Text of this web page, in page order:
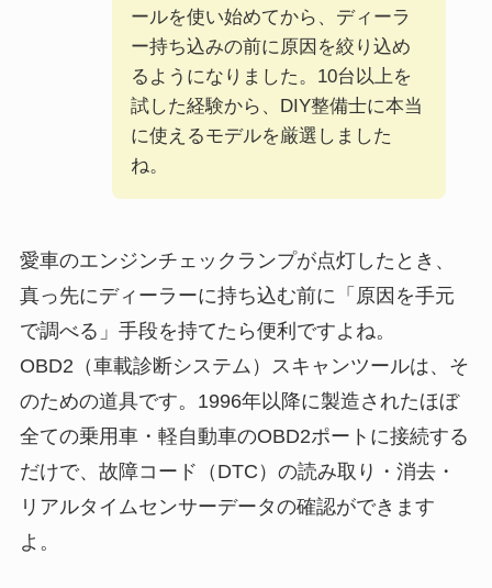
ールを使い始めてから、ディーラ
ー持ち込みの前に原因を絞り込め
るようになりました。10台以上を
試した経験から、DIY整備士に本当
に使えるモデルを厳選しました
ね。
愛車のエンジンチェックランプが点灯したとき、
真っ先にディーラーに持ち込む前に「原因を手元
で調べる」手段を持てたら便利ですよね。
OBD2（車載診断システム）スキャンツールは、そ
のための道具です。1996年以降に製造されたほぼ
全ての乗用車・軽自動車のOBD2ポートに接続する
だけで、故障コード（DTC）の読み取り・消去・
リアルタイムセンサーデータの確認ができます
よ。